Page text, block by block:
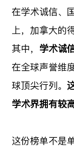
在学术诚信、
上，加拿大的
其中， 学术诚
在全球声誉维
球顶尖行列。
学术界拥有较
这份榜单不是